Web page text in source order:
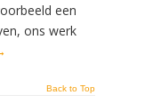
een
ons werk
Back to Top